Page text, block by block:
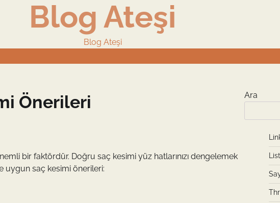
Blog Ateşi
Blog Ateşi
Önerileri
bir faktördür. Doğru saç kesimi yüz hatlarınızı dengelemek
uygun saç kesimi önerileri:
Ara